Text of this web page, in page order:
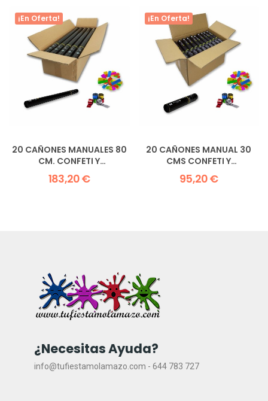
¡En Oferta!
20 CAÑONES MANUALES 80
CM. CONFETI Y
SERPENTINA...
183,20 €
¡En Oferta!
20 CAÑONES MANUAL 30
CMS CONFETI Y
SERPENTINAS...
95,20 €
¿Necesitas Ayuda?
info@tufiestamolamazo.com - 644 783 727